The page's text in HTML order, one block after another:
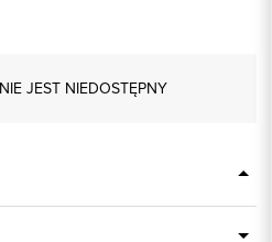
JEST NIEDOSTĘPNY